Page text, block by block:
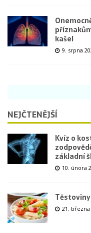
kašel
9. srpna
NEJČTENĚJŠÍ
Kvíz o
základní
10. února
21. března